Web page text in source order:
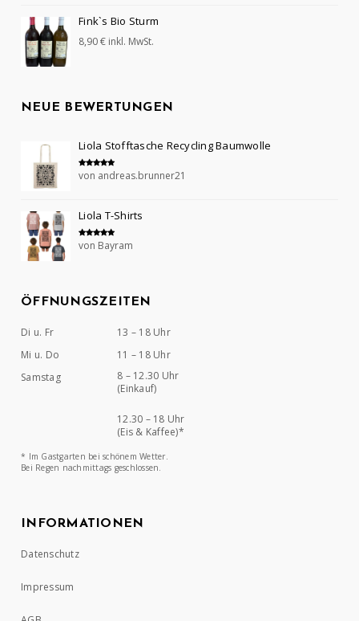
Fink`s Bio Sturm
8,90€ inkl. MwSt.
NEUE BEWERTUNGEN
Liola Stofftasche Recycling Baumwolle
Bewertet mit
von andreas.brunner21
Liola T-Shirts
Bewertet mit
von Bayram
ÖFFNUNGSZEITEN
Di u. Fr
13 – 18 Uhr
Mi u. Do
11 – 18 Uhr
Samstag
8 – 12.30 Uhr
(Einkauf)
12.30 – 18 Uhr
(Eis & Kaffee)*
* Im Gastgarten bei schönem Wetter.
Bei Regen nachmittags geschlossen.
INFORMATIONEN
Datenschutz
Impressum